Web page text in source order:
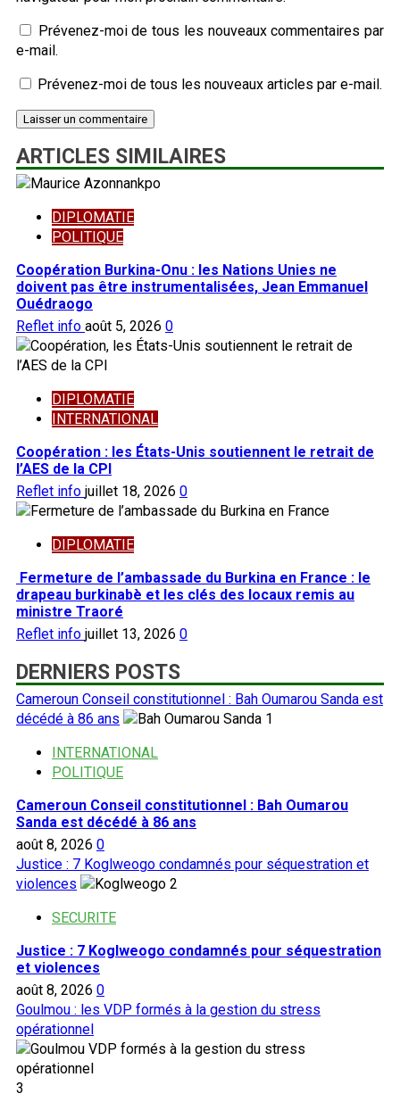
Prévenez-moi de tous les nouveaux commentaires par
e-mail.
Prévenez-moi de tous les nouveaux articles par e-mail.
ARTICLES SIMILAIRES
DIPLOMATIE
POLITIQUE
Coopération Burkina-Onu : les Nations Unies ne
doivent pas être instrumentalisées, Jean Emmanuel
Ouédraogo
Reflet info août 5, 2026 0
DIPLOMATIE
INTERNATIONAL
Coopération : les États-Unis soutiennent le retrait de
l’AES de la CPI
Reflet info juillet 18, 2026 0
DIPLOMATIE
Fermeture de l’ambassade du Burkina en France : le
drapeau burkinabè et les clés des locaux remis au
ministre Traoré
Reflet info juillet 13, 2026 0
DERNIERS POSTS
Cameroun Conseil constitutionnel : Bah Oumarou Sanda est
décédé à 86 ans
1
INTERNATIONAL
POLITIQUE
Cameroun Conseil constitutionnel : Bah Oumarou
Sanda est décédé à 86 ans
août 8, 2026 0
Justice : 7 Koglweogo condamnés pour séquestration et
violences
2
SECURITE
Justice : 7 Koglweogo condamnés pour séquestration
et violences
août 8, 2026 0
Goulmou : les VDP formés à la gestion du stress
opérationnel
3